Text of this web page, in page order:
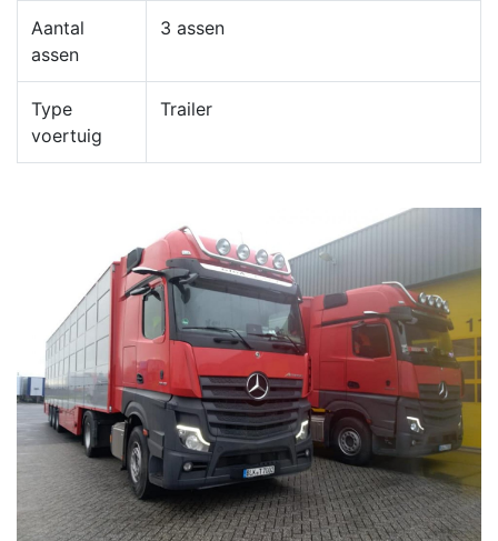
Aantal
assen
3 assen
Type
voertuig
Trailer